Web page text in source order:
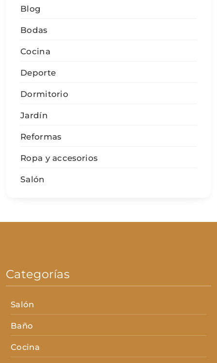
Blog
Bodas
Cocina
Deporte
Dormitorio
Jardín
Reformas
Ropa y accesorios
Salón
Categorías
Salón
Baño
Cocina